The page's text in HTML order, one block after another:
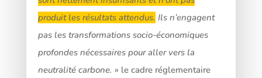
produit les résultats attendus. Ils n’engagent
pas les transformations socio-économiques
profondes nécessaires pour aller vers la
neutralité carbone. » le cadre réglementaire